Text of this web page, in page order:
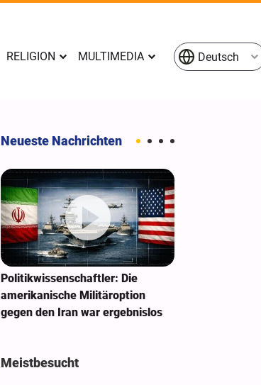
RELIGION MULTIMEDIA Deutsch
Neueste Nachrichten
Politikwissenschaftler: Die
amerikanische Militäroption
gegen den Iran war ergebnislos
Meistbesucht